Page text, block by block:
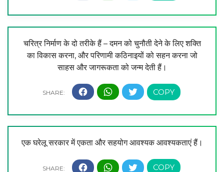
चरित्र निर्माण के दो तरीके हैं – दमन को चुनौती देने के लिए शक्ति
का विकास करना, और परिणामी कठिनाइयों को सहन करना जो
साहस और जागरूकता को जन्म देती हैं।
एक घरेलू सरकार में एकता और सहयोग आवश्यक आवश्यकताएं हैं।